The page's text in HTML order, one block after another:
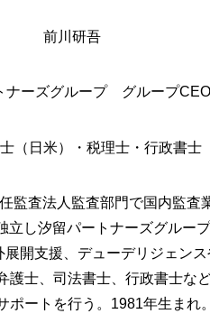
前川研吾
ナーズグループ グループCEO
（日米）・税理士・行政書士
監査法人監査部門で国内監査
立し汐留パートナーズグルー
開支援、デューデリジェン
護士、司法書士、行政書士な
ートを行う。1981年生まれ